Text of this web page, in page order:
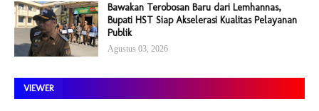
Bawakan Terobosan Baru dari Lemhannas,
Bupati HST Siap Akselerasi Kualitas Pelayanan
Publik
Agustus 03, 2026
VIEWER